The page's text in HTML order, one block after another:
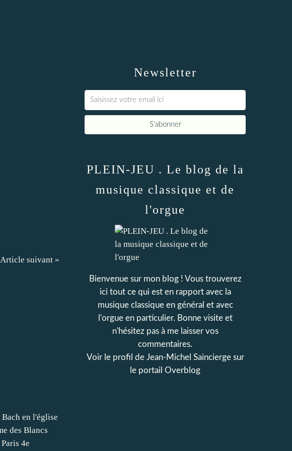
Article suivant »
Newsletter
PLEIN-JEU . Le blog de la
musique classique et de
l'orgue
Bienvenue sur mon blog ! Vous trouverez
ici tout ce qui est en rapport avec la
musique classique en général et avec
l'orgue en particulier. Bonne visite et
n'hésitez pas à me laisser vos
commentaires.
Voir le profil de Jean-Michel Sainciergesur
le portail Overblog